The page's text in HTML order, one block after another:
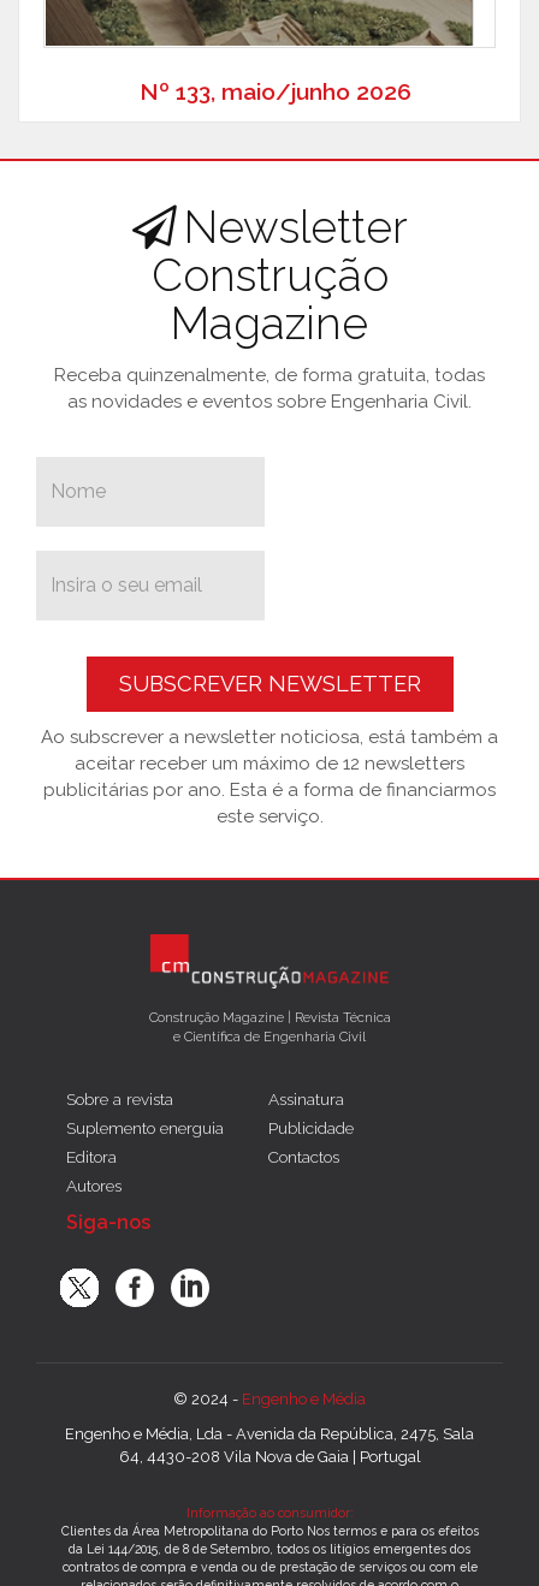
Nº 133, maio/junho 2026
Newsletter
Construção
Magazine
Receba quinzenalmente, de forma gratuita, todas
as novidades e eventos sobre Engenharia Civil.
SUBSCREVER NEWSLETTER
Ao subscrever a newsletter noticiosa, está também a
aceitar receber um máximo de 12 newsletters
publicitárias por ano. Esta é a forma de financiarmos
este serviço.
Construção Magazine | Revista Técnica
e Científica de Engenharia Civil
Sobre a revista
Suplemento energuia
Editora
Autores
Assinatura
Publicidade
Contactos
Siga-nos
© 2024 - Engenho e Média
Engenho e Média, Lda - Avenida da República, 2475, Sala
64, 4430-208 Vila Nova de Gaia | Portugal
Informação ao consumidor:
Clientes da Área Metropolitana do Porto Nos termos e para os efeitos
da Lei 144/2015, de 8 de Setembro, todos os litígios emergentes dos
contratos de compra e venda ou de prestação de serviços ou com ele